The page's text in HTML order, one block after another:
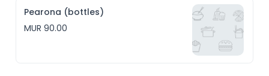
Pearona (bottles)
MUR 90.00